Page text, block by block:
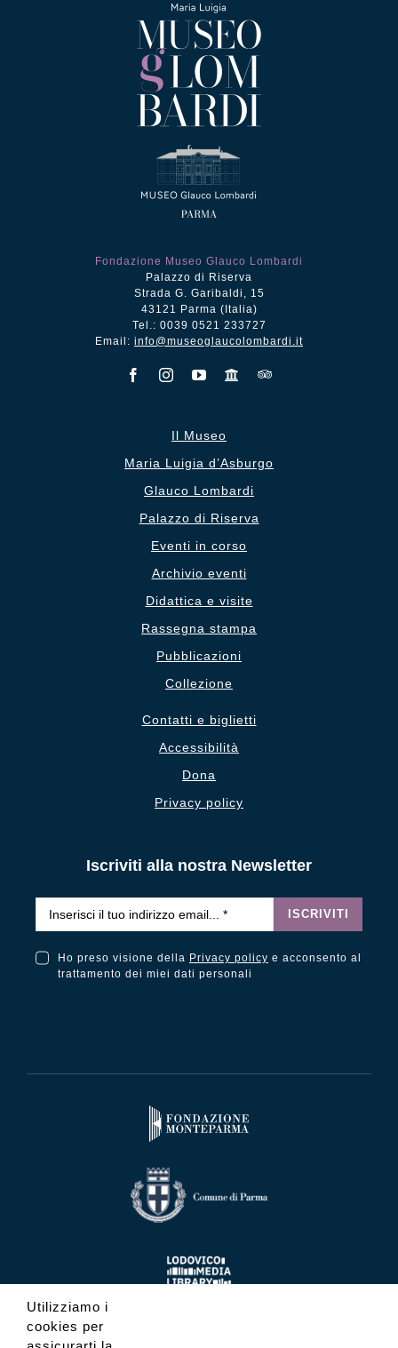
Fondazione Museo Glauco Lombardi
Palazzo di Riserva
Strada G. Garibaldi, 15
43121 Parma (Italia)
Tel.: 0039 0521 233727
Email: info@museoglaucolombardi.it
Il Museo
Maria Luigia d’Asburgo
Glauco Lombardi
Palazzo di Riserva
Eventi in corso
Archivio eventi
Didattica e visite
Rassegna stampa
Pubblicazioni
Collezione
Contatti e biglietti
Accessibilità
Dona
Privacy policy
Iscriviti alla nostra Newsletter
ISCRIVITI
Ho preso visione della Privacy policy e acconsento al
trattamento dei miei dati personali
Utilizziamo i
cookies per